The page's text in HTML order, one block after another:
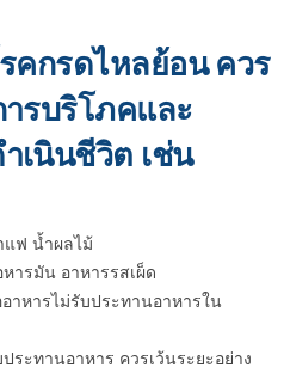
คกรดไหลย้อน ควร
รบริโภคและ
เนินชีวิต เช่น
แฟ น้ำผลไม้
ารมัน อาหารรสเผ็ด
าหารไม่รับประทานอาหารใน
ะทานอาหาร ควรเว้นระยะอย่าง